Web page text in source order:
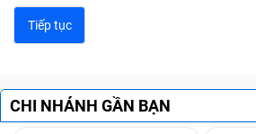
linh kiện bên trong máu.
CHI NHÁNH GẦN BẠN